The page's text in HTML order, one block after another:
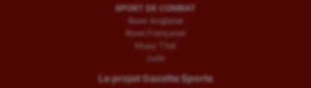
SPORT DE COMBAT
Boxe Anglaise
Boxe Française
Muay Thaï
Judo
Le projet Gazette Sports